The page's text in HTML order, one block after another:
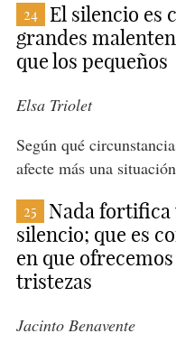
24
El silencio es
grandes
que los pequeños
Elsa Triolet
Según qué
afecte más una
25
Nada fortifica
silencio; que es
en que
tristezas
Jacinto Benavente